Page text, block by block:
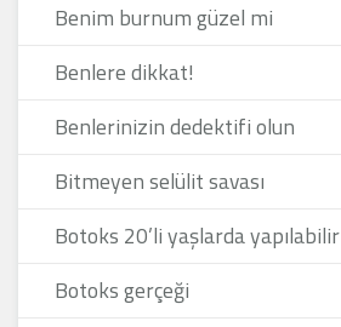
Benim burnum güzel mi
Benlere dikkat!
Benlerinizin dedektifi olun
Bitmeyen selülit savası
Botoks 20’li yaşlarda yapılabilir
Botoks gerçeği